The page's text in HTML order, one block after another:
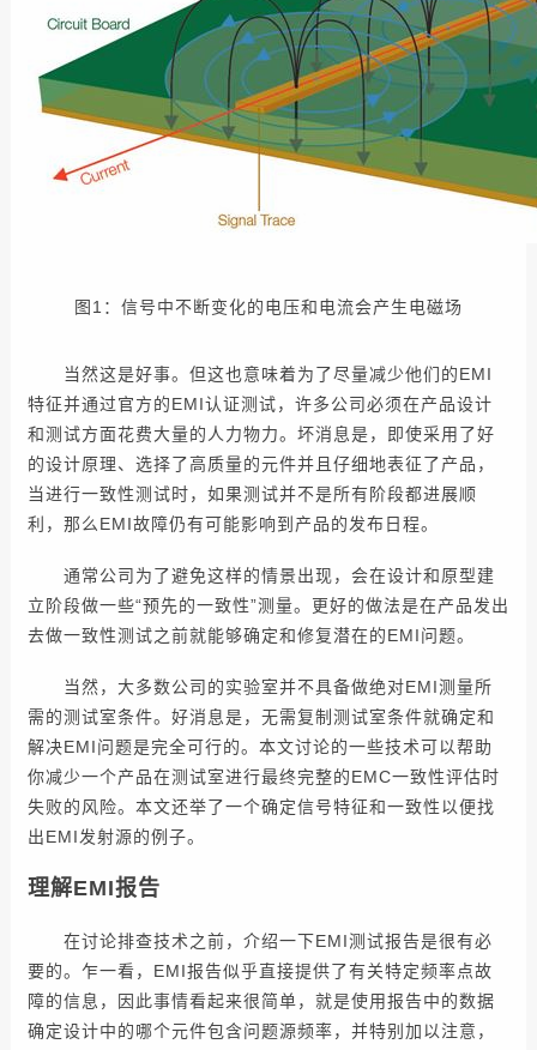
图1：信号中不断变化的电压和电流会产生电磁场
当然这是好事。但这也意味着为了尽量减少他们的EMI
特征并通过官方的EMI认证测试，许多公司必须在产品设计
和测试方面花费大量的人力物力。坏消息是，即使采用了好
的设计原理、选择了高质量的元件并且仔细地表征了产品，
当进行一致性测试时，如果测试并不是所有阶段都进展顺
利，那么EMI故障仍有可能影响到产品的发布日程。
通常公司为了避免这样的情景出现，会在设计和原型建
立阶段做一些“预先的一致性”测量。更好的做法是在产品发出
去做一致性测试之前就能够确定和修复潜在的EMI问题。
当然，大多数公司的实验室并不具备做绝对EMI测量所
需的测试室条件。好消息是，无需复制测试室条件就确定和
解决EMI问题是完全可行的。本文讨论的一些技术可以帮助
你减少一个产品在测试室进行最终完整的EMC一致性评估时
失败的风险。本文还举了一个确定信号特征和一致性以便找
出EMI发射源的例子。
理解EMI报告
在讨论排查技术之前，介绍一下EMI测试报告是很有必
要的。乍一看，EMI报告似乎直接提供了有关特定频率点故
障的信息，因此事情看起来很简单，就是使用报告中的数据
确定设计中的哪个元件包含问题源频率，并特别加以注意，